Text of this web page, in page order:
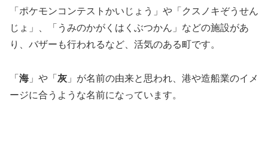
「ポケモンコンテストかいじょう」や「クスノキぞうせん
じょ」、「うみのかがくはくぶつかん」などの施設があ
り、バザーも行われるなど、活気のある町です。
「 海 」や「 灰 」が名前の由来と思われ、港や造船業のイメ
ージに合うような名前になっています。